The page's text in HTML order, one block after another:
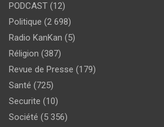
PODCAST (12)
Politique (2 698)
Radio KanKan (5)
Réligion (387)
Revue de Presse (179)
Santé (725)
Securite (10)
Société (5 356)